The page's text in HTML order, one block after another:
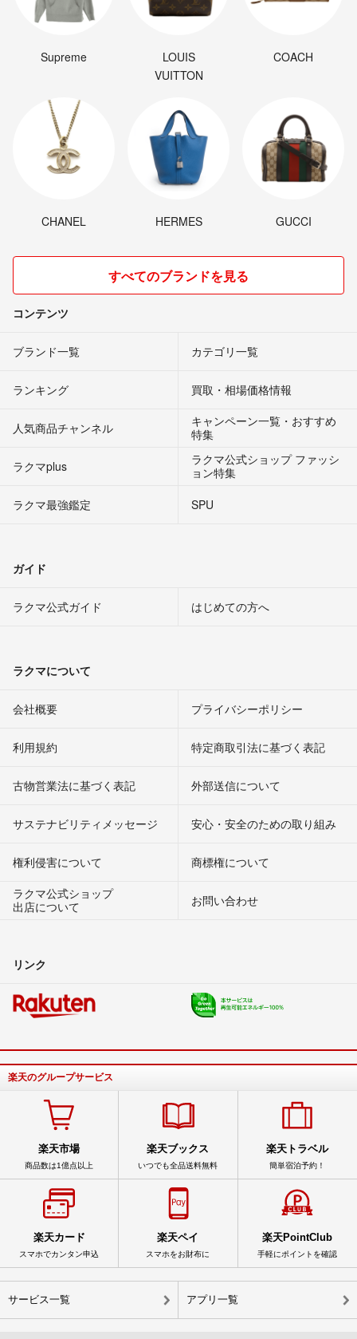
Supreme
LOUIS
VUITTON
COACH
CHANEL HERMES GUCCI
すべてのブランドを見る
コンテンツ
ブランド一覧 カテゴリ一覧
ランキング 買取・相場価格情報
人気商品チャンネル
キャンペーン一覧・おすすめ
特集
ラクマplus
ラクマ公式ショップ ファッシ
ョン特集
ラクマ最強鑑定
SPU
ガイド
ラクマ公式ガイド はじめての方へ
ラクマについて
会社概要 プライバシーポリシー
利用規約 特定商取引法に基づく表記
古物営業法に基づく表記 外部送信について
サステナビリティメッセージ 安心・安全のための取り組み
権利侵害について
商標権について
ラクマ公式ショップ
出店について
お問い合わせ
リンク
楽天のグループサービス
楽天市場
商品数は1億点以上
楽天ブックス
いつでも全品送料無料
楽天トラベル
簡単宿泊予約！
楽天カード
スマホでカンタン申込
楽天ペイ
スマホをお財布に
楽天PointClub
手軽にポイントを確認
サービス一覧 アプリ一覧